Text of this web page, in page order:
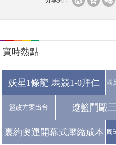
實時熱點
妖星1條龍 馬競1-0拜仁 國
籃改方案出台 遼籃鬥毆
裏約奧運開幕式壓縮成本 周